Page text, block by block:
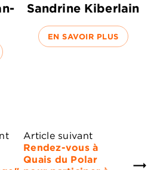
Sandrine Kiberlain
EN SAVOIR PLUS
Article suivant
Rendez-vous à
Quais du Polar